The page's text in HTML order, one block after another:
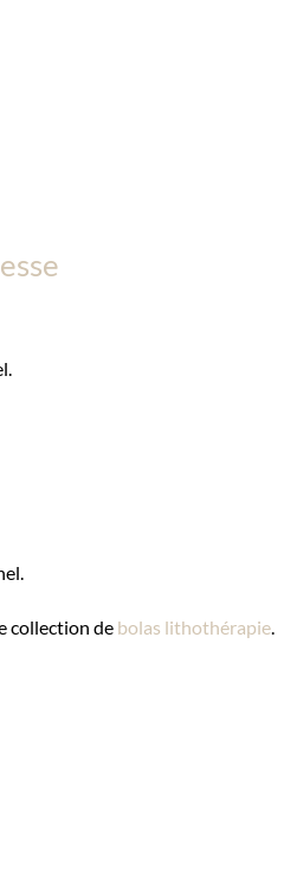
collection de bolas lithothérapie.